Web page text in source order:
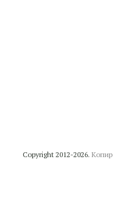
Copyright 2012-2026.